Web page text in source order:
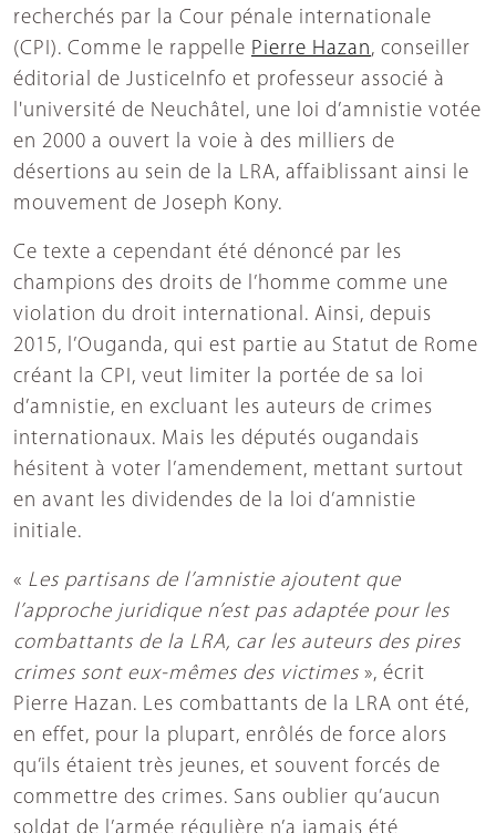
recherchés par la Cour pénale internationale
(CPI). Comme le rappelle Pierre Hazan, conseiller
éditorial de JusticeInfo et professeur associé à
l'université de Neuchâtel, une loi d’amnistie votée
en 2000 a ouvert la voie à des milliers de
désertions au sein de la LRA, affaiblissant ainsi le
mouvement de Joseph Kony.
Ce texte a cependant été dénoncé par les
champions des droits de l’homme comme une
violation du droit international. Ainsi, depuis
2015, l’Ouganda, qui est partie au Statut de Rome
créant la CPI, veut limiter la portée de sa loi
d’amnistie, en excluant les auteurs de crimes
internationaux. Mais les députés ougandais
hésitent à voter l’amendement, mettant surtout
en avant les dividendes de la loi d’amnistie
initiale.
« Les partisans de l’amnistie ajoutent que
l’approche juridique n’est pas adaptée pour les
combattants de la LRA, car les auteurs des pires
crimes sont eux-mêmes des victimes », écrit
Pierre Hazan. Les combattants de la LRA ont été,
en effet, pour la plupart, enrôlés de force alors
qu’ils étaient très jeunes, et souvent forcés de
commettre des crimes. Sans oublier qu’aucun